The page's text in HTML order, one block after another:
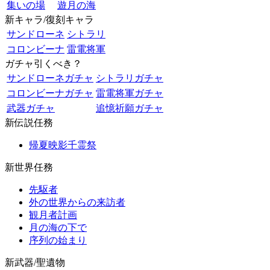
集いの場
遊月の海
新キャラ/復刻キャラ
サンドローネ シトラリ
コロンビーナ 雷電将軍
ガチャ引くべき？
サンドローネガチャ シトラリガチャ
コロンビーナガチャ 雷電将軍ガチャ
武器ガチャ
追憶祈願ガチャ
新伝説任務
帰夏映影千霊祭
新世界任務
先駆者
外の世界からの来訪者
観月者計画
月の海の下で
序列の始まり
新武器/聖遺物